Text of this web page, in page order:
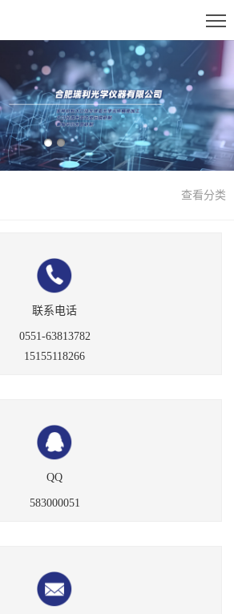
查看分类
联系电话
0551-63813782
15155118266
QQ
583000051